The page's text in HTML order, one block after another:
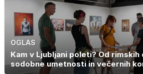
OGLAS
Kam v Ljubljani poleti? Od rimskih
sodobne umetnosti in večernih